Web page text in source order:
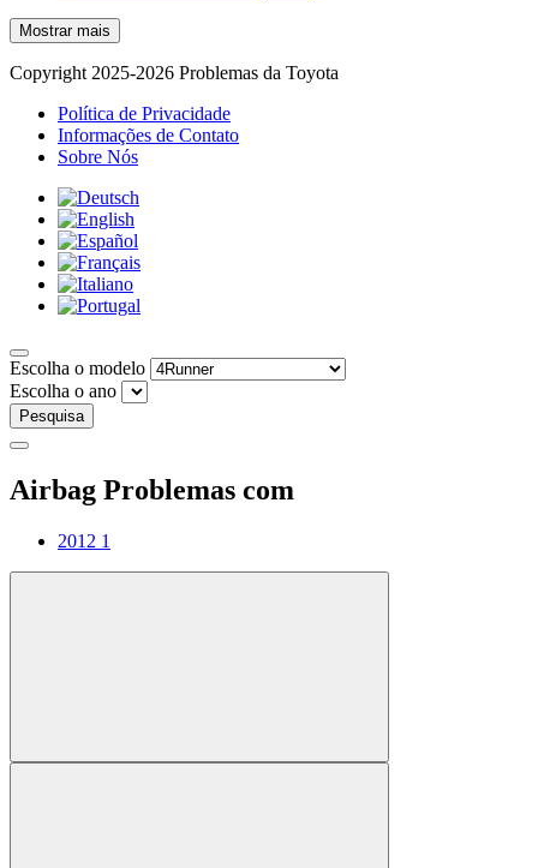
Mostrar mais
Copyright 2025-2026 Problemas da Toyota
Política de Privacidade
Informações de Contato
Sobre Nós
Escolha o modelo
Escolha o ano
Pesquisa
Airbag Problemas com
2012 1